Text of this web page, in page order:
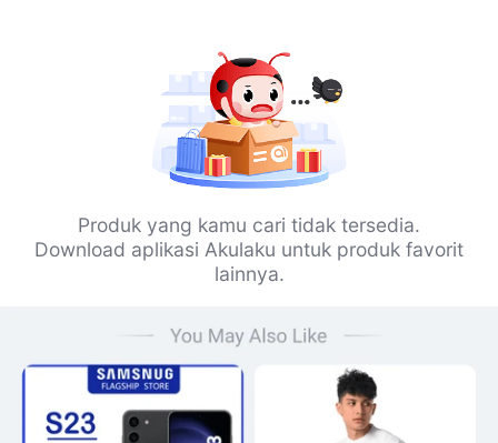
Produk yang kamu cari tidak tersedia.
Download aplikasi Akulaku untuk produk favorit
lainnya.